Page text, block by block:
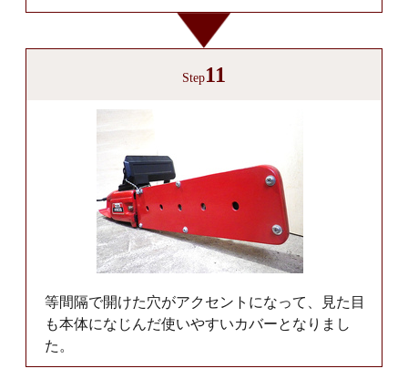
Step11
等間隔で開けた穴がアクセントになって、見た目
も本体になじんだ使いやすいカバーとなりまし
た。